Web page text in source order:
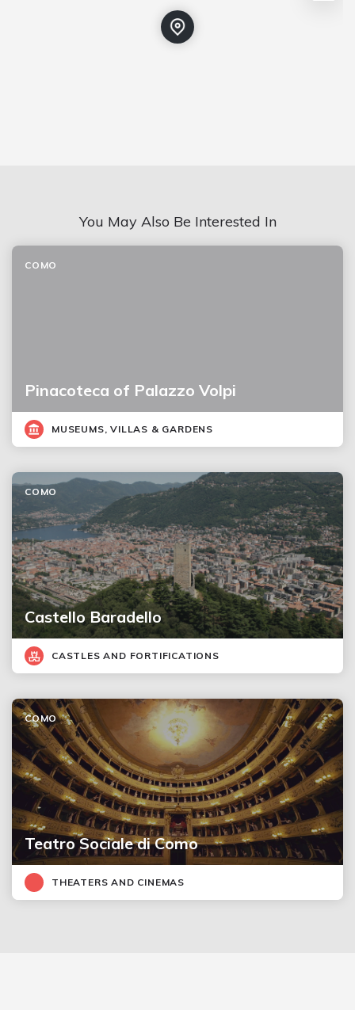
You May Also Be Interested In
Pinacoteca of Palazzo Volpi
COMO
MUSEUMS, VILLAS & GARDENS
Castello Baradello
COMO
CASTLES AND FORTIFICATIONS
Teatro Sociale di Como
COMO
THEATERS AND CINEMAS